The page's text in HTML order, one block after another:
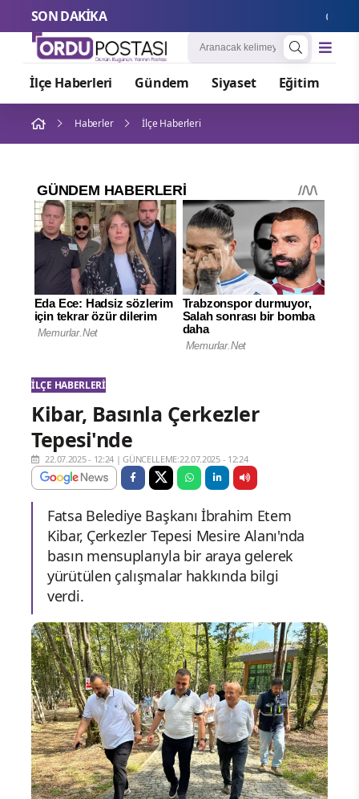
SON DAKİKA Onat
İlçe Haberleri Gündem Siyaset Eğitim
Haberler İlçe Haberleri
İLÇE HABERLERI
Kibar, Basınla Çerkezler
Tepesi'nde
22.07.2025 - 12:24 |GÜNCELLEME:22.07.2025 - 12:24
Fatsa Belediye Başkanı İbrahim Etem
Kibar, Çerkezler Tepesi Mesire Alanı'nda
basın mensuplarıyla bir araya gelerek
yürütülen çalışmalar hakkında bilgi
verdi.